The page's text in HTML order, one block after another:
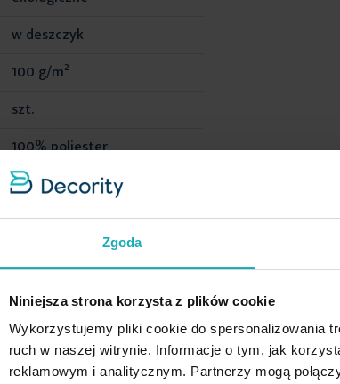
Zgoda
Niniejsza strona korzysta z plików cookie
Wykorzystujemy pliki cookie do spersonalizowania
ruch w naszej witrynie. Informacje o tym, jak
reklamowym i analitycznym. Partnerzy mogą
w deszczyk
100 g/m²
szt.
100% poliester
5%
630 g
produktu